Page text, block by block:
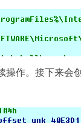
操作。接下来会